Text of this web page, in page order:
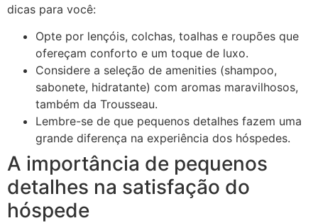
dicas para você:
Opte por lençóis, colchas, toalhas e roupões que
ofereçam conforto e um toque de luxo.
Considere a seleção de amenities (shampoo,
sabonete, hidratante) com aromas maravilhosos,
também da Trousseau.
Lembre-se de que pequenos detalhes fazem uma
grande diferença na experiência dos hóspedes.
A importância de pequenos
detalhes na satisfação do
hóspede